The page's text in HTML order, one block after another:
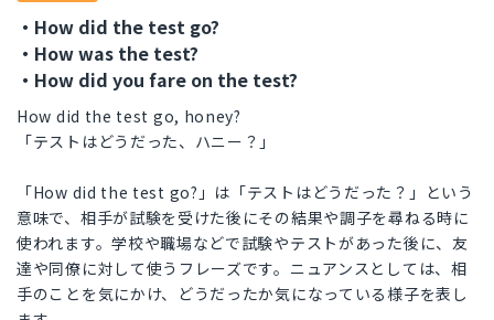
・How did the test go?
・How was the test?
・How did you fare on the test?
How did the test go, honey?
「テストはどうだった、ハニー？」
「How did the test go?」は「テストはどうだった？」という
意味で、相手が試験を受けた後にその結果や調子を尋ねる時に
使われます。学校や職場などで試験やテストがあった後に、友
達や同僚に対して使うフレーズです。ニュアンスとしては、相
手のことを気にかけ、どうだったか気になっている様子を表し